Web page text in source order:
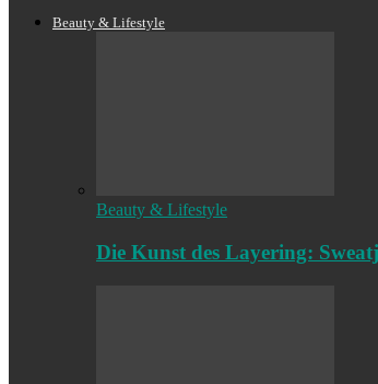
Beauty & Lifestyle
Beauty & Lifestyle
Die Kunst des Layering: